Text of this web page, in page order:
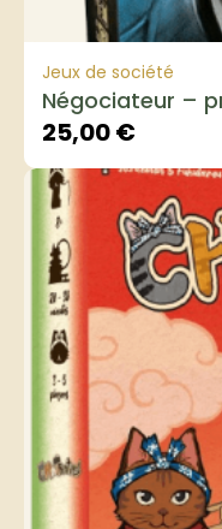
Jeux de société
Négociateur –
25,00€